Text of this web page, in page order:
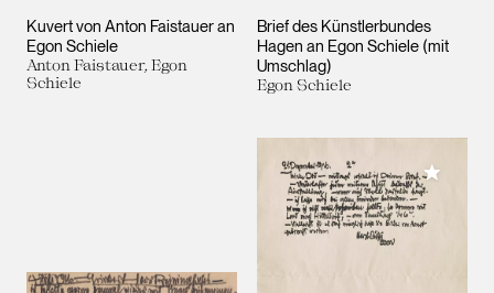
Kuvert von Anton Faistauer an
Egon Schiele
Anton Faistauer, Egon
Schiele
Brief des Künstlerbundes
Hagen an Egon Schiele (mit
Umschlag)
Egon Schiele
Meiner